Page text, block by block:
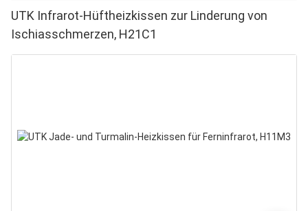
UTK Infrarot-Hüftheizkissen zur Linderung von
Ischiasschmerzen, H21C1